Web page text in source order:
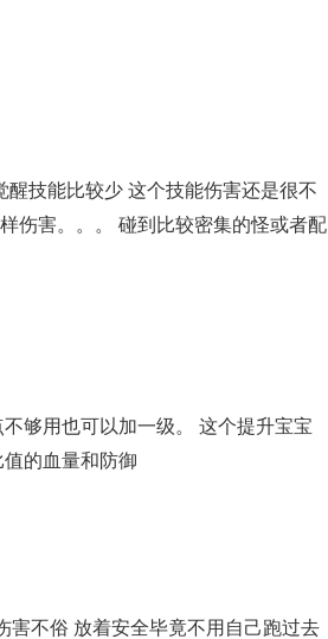
技能比较少 这个技能伤害还是很不
伤害。。。 碰到比较密集的怪或者配
够用也可以加一级。 这个提升宝宝
的血量和防御
害不俗 放着安全毕竟不用自己跑过去